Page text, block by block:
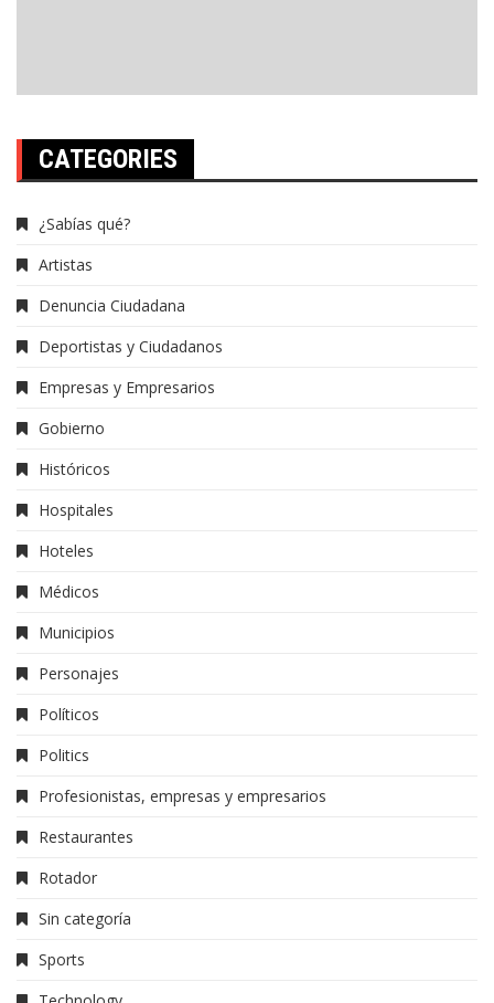
CATEGORIES
¿Sabías qué?
Artistas
Denuncia Ciudadana
Deportistas y Ciudadanos
Empresas y Empresarios
Gobierno
Históricos
Hospitales
Hoteles
Médicos
Municipios
Personajes
Políticos
Politics
Profesionistas, empresas y empresarios
Restaurantes
Rotador
Sin categoría
Sports